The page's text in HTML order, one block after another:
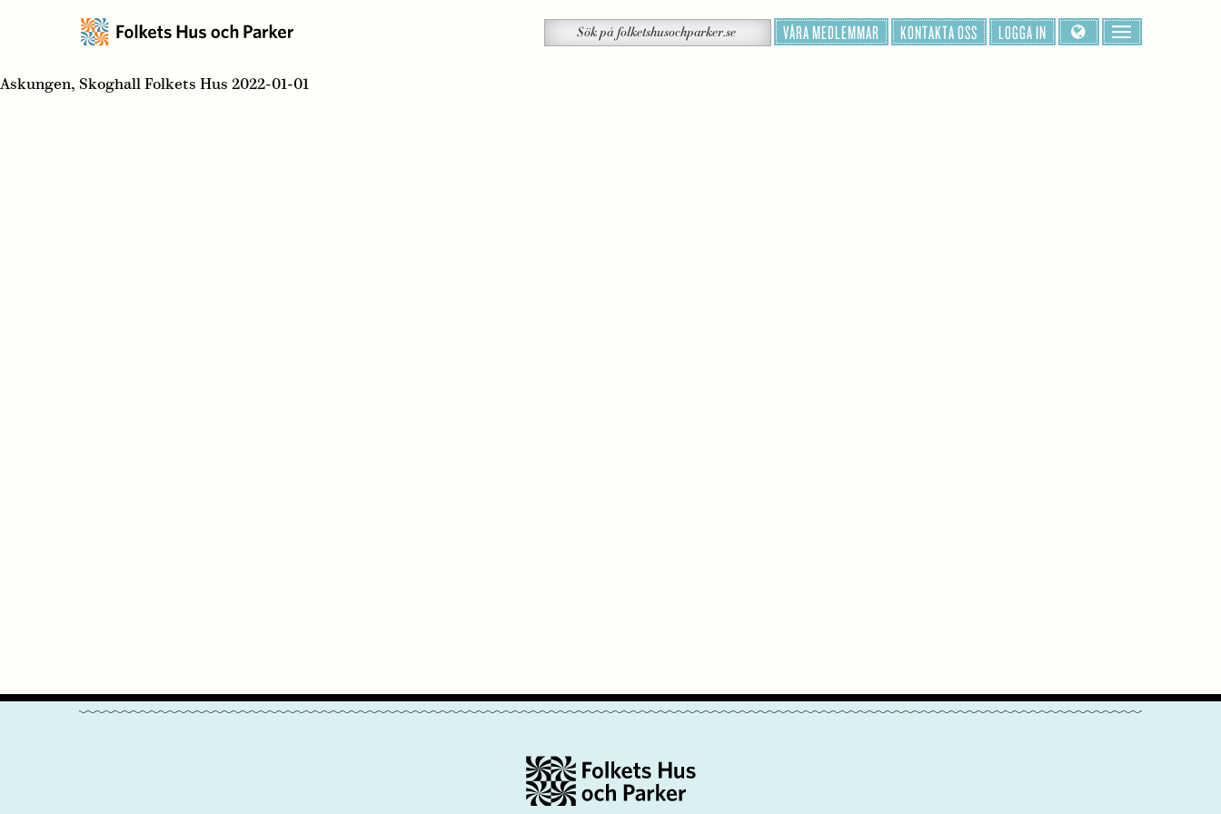
på
Sök VÅRA MEDLEMMAR KONTAKTA OSS LOGGA IN
Askungen, Skoghall Folkets Hus 2022-01-01